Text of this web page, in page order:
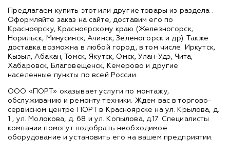
Предлагаем купить этот или другие товары из раздела .
Оформляйте заказ на сайте, доставим его по
Красноярску, Красноярскому краю (Железногорск,
Норильск, Минусинск, Ачинск, Зеленогорск и др). Также
доставка возможна в любой город, в том числе: Иркутск,
Кызыл, Абакан, Томск, Якутск, Омск, Улан-Удэ, Чита,
Хабаровск, Благовещенск, Кемерово и другие
населенные пункты по всей России.
ООО «ПОРТ» оказывает услуги по монтажу,
обслуживанию и ремонту техники. Ждем вас в торгово-
сервисном центре ПОРТ в Красноярске на ул. Крылова, д.
1 , ул. Молокова, д. 68 и ул. Копылова, д.17. Специалисты
компании помогут подобрать необходимое
оборудование и установить его на вашем предприятии.